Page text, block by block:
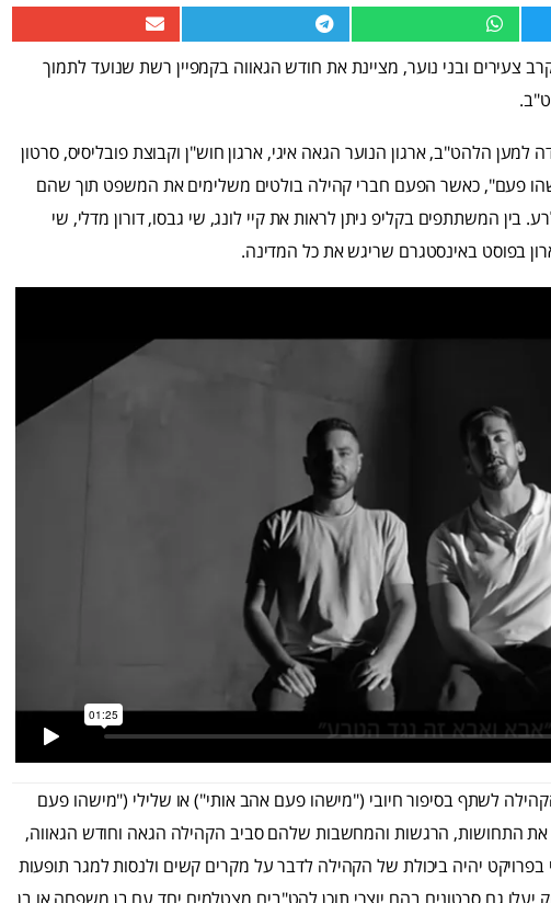
צעירים ובני נוער, מציינת את חודש הגאווה בקמפיין רשת שנועד לתמוך
למען הלהט"ב, ארגון הנוער הגאה איגי, ארגון חוש"ן וקבוצת פובליסיס, סרטון
פעם", כאשר הפעם חברי קהילה בולטים משלימים את המשפט תוך שהם
בין המשתתפים בקליפ ניתן לראות את קיי לונג, שי גבסו, דורון מדלי, שי
לשתף בסיפור חיובי ("מישהו פעם אהב אותי") או שלילי ("מישהו פעם
את התחושות, הרגשות והמחשבות שלהם סביב הקהילה הגאה וחודש הגאווה,
יהיה ביכולת של הקהילה לדבר על מקרים קשים ולנסות למגר תופעות